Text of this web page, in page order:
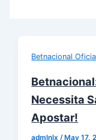
Betnacional
Necessita
Apostar!
admlnlx/ May 17,